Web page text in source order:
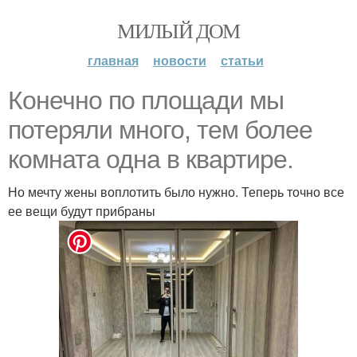
МИЛЫЙ ДОМ
главная новости статьи
Конечно по площади мы
потеряли много, тем более
комната одна в квартире.
Но мечту жены воплотить было нужно. Теперь точно все
ее вещи будут прибраны